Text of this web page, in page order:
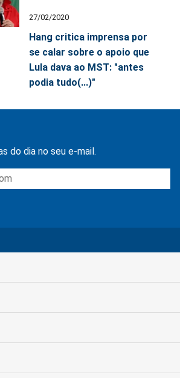
27/02/2020
Hang critica imprensa por
se calar sobre o apoio que
Lula dava ao MST: "antes
podia tudo(...)"
do dia no seu e-mail.